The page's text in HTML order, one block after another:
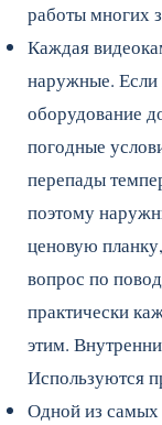
работы многих
Каждая
наружные. Если
оборудование
погодные
перепады
поэтому
ценовую
вопрос по
практически
этим.
Используются
Одной из самых